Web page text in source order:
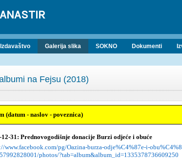
Izdavaštvo Galerija slika SOKNO Dokumenti
na Fejsu (2018)
(datum - naslov - poveznica)
12-31: Prednovogodišnje donacije Burzi odjeće i obuće
www.facebook.com/pg/Oazina-burza-odje%C4%87e-i-
photos/?tab=album&album_id=1335378736609250